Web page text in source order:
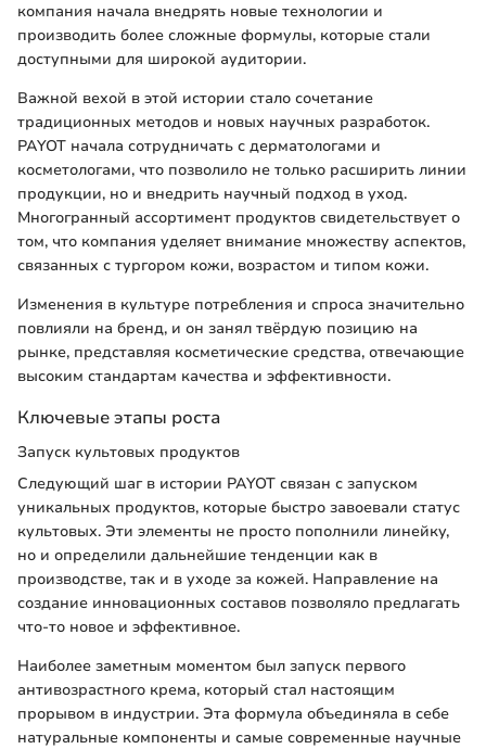
компания начала внедрять новые технологии и
производить более сложные формулы, которые стали
доступными для широкой аудитории.
Важной вехой в этой истории стало сочетание
традиционных методов и новых научных разработок.
PAYOT начала сотрудничать с дерматологами и
косметологами, что позволило не только расширить линии
продукции, но и внедрить научный подход в уход.
Многогранный ассортимент продуктов свидетельствует о
том, что компания уделяет внимание множеству аспектов,
связанных с тургором кожи, возрастом и типом кожи.
Изменения в культуре потребления и спроса значительно
повлияли на бренд, и он занял твёрдую позицию на
рынке, представляя косметические средства, отвечающие
высоким стандартам качества и эффективности.
Ключевые этапы роста
Запуск культовых продуктов
Следующий шаг в истории PAYOT связан с запуском
уникальных продуктов, которые быстро завоевали статус
культовых. Эти элементы не просто пополнили линейку,
но и определили дальнейшие тенденции как в
производстве, так и в уходе за кожей. Направление на
создание инновационных составов позволяло предлагать
что-то новое и эффективное.
Наиболее заметным моментом был запуск первого
антивозрастного крема, который стал настоящим
прорывом в индустрии. Эта формула объединяла в себе
натуральные компоненты и самые современные научные